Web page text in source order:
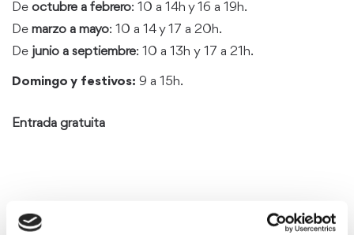
De octubre a febrero: 10 a 14h y 16 a 19h.
De marzo a mayo: 10 a 14 y 17 a 20h.
De junio a septiembre: 10 a 13h y 17 a 21h.
Domingo y festivos: 9 a 15h.
Entrada gratuita
Más información